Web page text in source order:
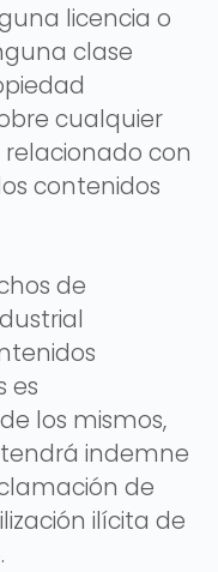
licencia o
clase
cualquier
con
contenidos
de
es
los mismos,
indemne
de
ilícita de